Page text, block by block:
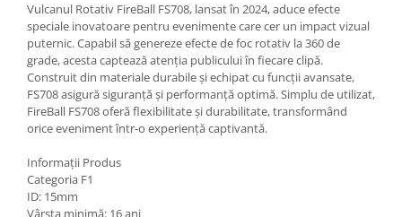
Vulcanul Rotativ FireBall FS708, lansat în 2024, aduce efecte
speciale inovatoare pentru evenimente care cer un impact vizual
puternic. Capabil să genereze efecte de foc rotativ la 360 de
grade, acesta captează atenția publicului în fiecare clipă.
Construit din materiale durabile și echipat cu funcții avansate,
FS708 asigură siguranță și performanță optimă. Simplu de utilizat,
FireBall FS708 oferă flexibilitate și durabilitate, transformând
orice eveniment într-o experiență captivantă.
Informații Produs
Categoria F1
ID: 15mm
Vârsta minimă: 16 ani